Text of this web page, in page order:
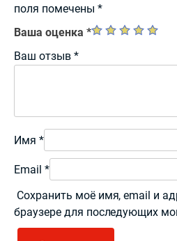
поля помечены *
Ваша оценка *
Ваш отзыв *
Имя *
Email *
Сохранить моё имя, email и
браузере для последующих